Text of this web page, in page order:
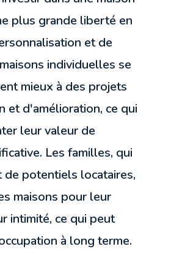
plus grande liberté en
et de
individuelles se
mieux à des projets
et d'amélioration, ce qui
leur valeur de
Les familles, qui
de potentiels locataires,
maisons pour leur
intimité, ce qui peut
à long terme.